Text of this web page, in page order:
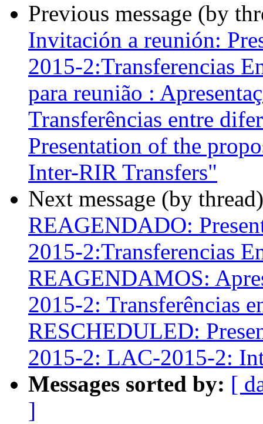
Previous message (by
Invitación a reunión:
2015-2:Transferencias
para reunião :
Transferências entre
Presentation of the
Inter-RIR Transfers"
Next message (by
REAGENDADO:
2015-2:Transferencias
REAGENDAMOS:
2015-2: Transferências
RESCHEDULED:
2015-2: LAC-2015-2:
Messages sorted by: [
]